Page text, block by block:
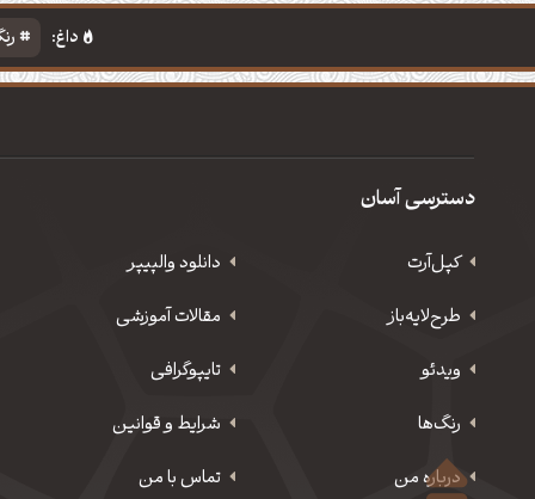
داغ:
دسترسی آسان
کپل‌آرت دانلود‌ والپیپر
طرح‌لایه‌باز
مقالات آموزشی
ویدئو
‌تایپوگرافی
رنگ‌ها
شرایط و قوانین
درباره من
تماس با من